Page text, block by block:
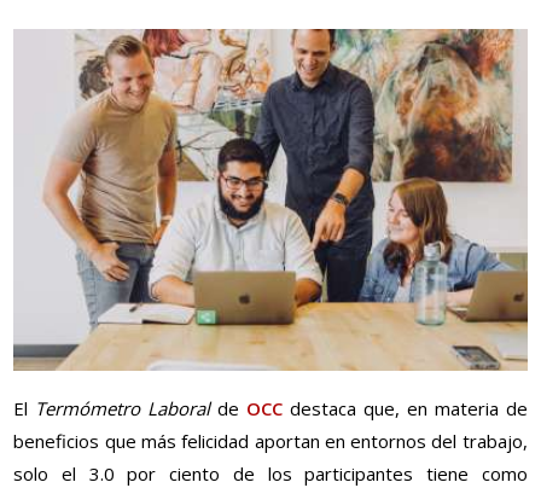
El Termómetro Laboralde OCC destaca que, en materia de
beneficios que más felicidad aportan en entornos del trabajo,
solo el 3.0 por ciento de los participantes tiene como